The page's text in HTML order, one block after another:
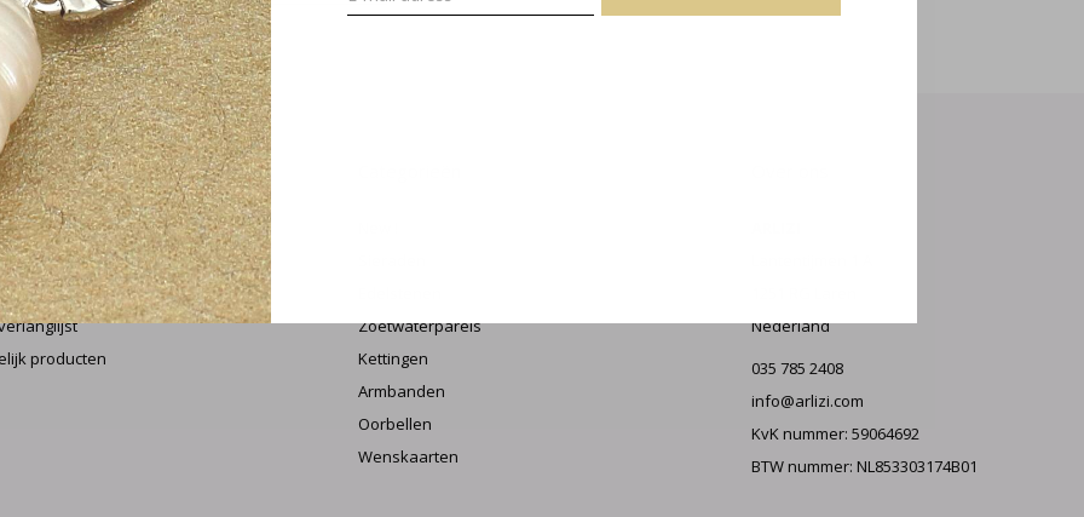
aanvragen
producten
Zoetwaterparels
Kettingen
Armbanden
Oorbellen
Wenskaarten
Nederland
035 785 2408
info@arlizi.com
KvK nummer: 59064692
BTW nummer: NL853303174B01